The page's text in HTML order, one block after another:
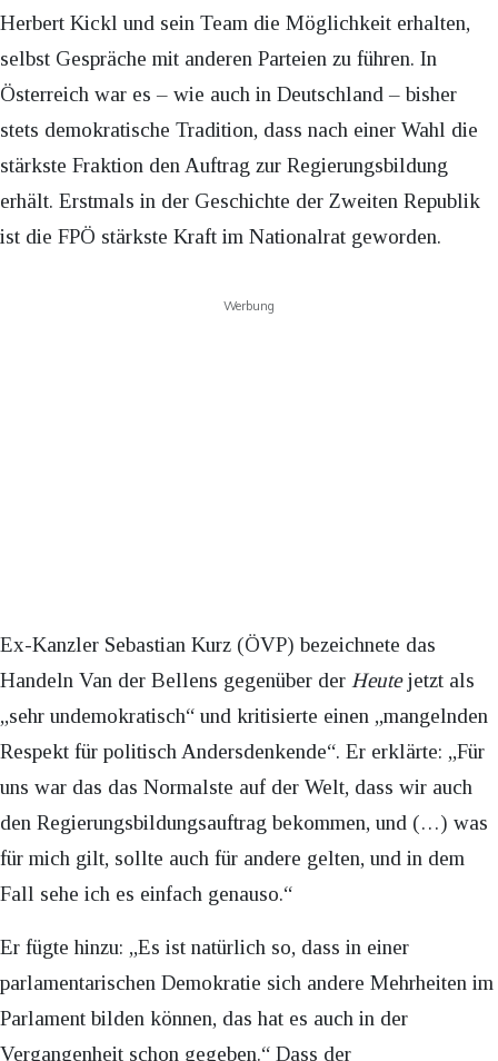
Herbert Kickl und sein Team die Möglichkeit erhalten,
selbst Gespräche mit anderen Parteien zu führen. In
Österreich war es – wie auch in Deutschland – bisher
stets demokratische Tradition, dass nach einer Wahl die
stärkste Fraktion den Auftrag zur Regierungsbildung
erhält. Erstmals in der Geschichte der Zweiten Republik
ist die FPÖ stärkste Kraft im Nationalrat geworden.
Werbung
Ex-Kanzler Sebastian Kurz (ÖVP) bezeichnete das
Handeln Van der Bellens gegenüber der Heutejetzt als
„sehr undemokratisch“ und kritisierte einen „mangelnden
Respekt für politisch Andersdenkende“. Er erklärte: „Für
uns war das das Normalste auf der Welt, dass wir auch
den Regierungsbildungsauftrag bekommen, und (…) was
für mich gilt, sollte auch für andere gelten, und in dem
Fall sehe ich es einfach genauso.“
Er fügte hinzu: „Es ist natürlich so, dass in einer
parlamentarischen Demokratie sich andere Mehrheiten im
Parlament bilden können, das hat es auch in der
Vergangenheit schon gegeben.“ Dass der